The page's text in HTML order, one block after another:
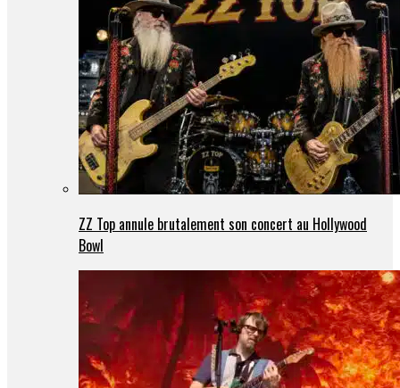
ZZ Top annule brutalement son concert au Hollywood
Bowl